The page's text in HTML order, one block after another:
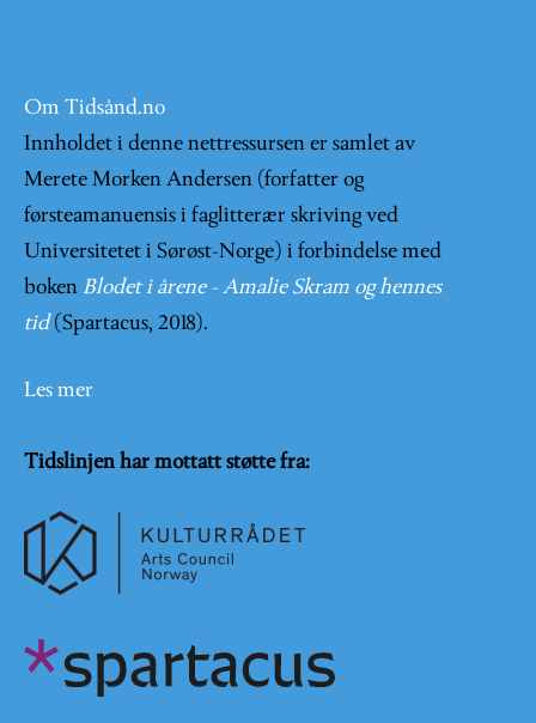
Om Tidsånd.no
Innholdet i denne nettressursen er samlet av
Merete Morken Andersen (forfatter og
førsteamanuensis i faglitterær skriving ved
Universitetet i Sørøst-Norge) i forbindelse med
boken Blodet i årene - Amalie Skram og hennes
tid (Spartacus, 2018).
Les mer
Tidslinjen har mottatt støtte fra: